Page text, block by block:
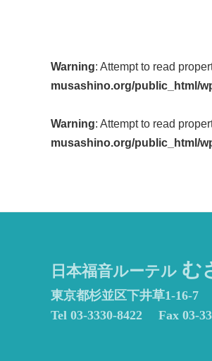
navigation
Warning: Attempt to read
musashino.org/public_html/
Warning: Attempt to read
musashino.org/public_html/
日本福音ルーテル む
東京都杉並区下井草1-16-7
Tel 03-3330-8422
Fax 03-